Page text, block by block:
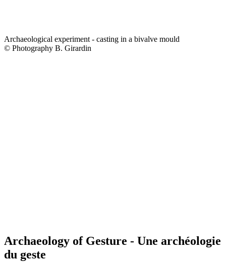
Archaeological experiment - casting in a bivalve mould
© Photography B. Girardin
Archaeology of Gesture - Une archéologie
du geste